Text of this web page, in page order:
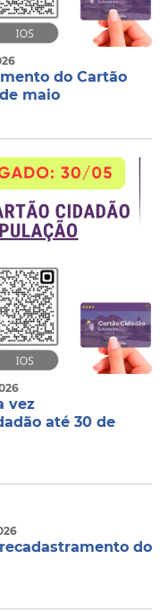
do Cartão
maio
vez
até 30 de
do